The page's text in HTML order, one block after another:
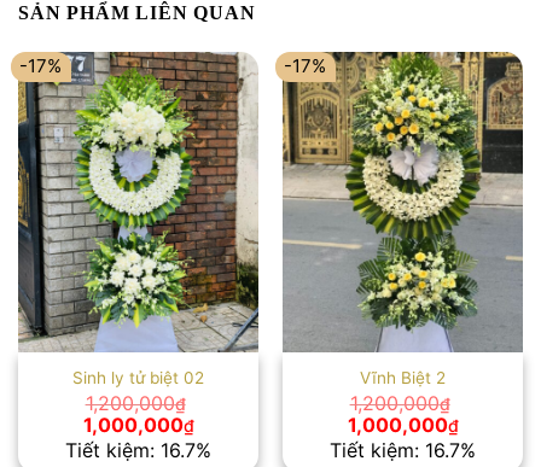
SẢN PHẨM LIÊN QUAN
-17%
Sinh ly tử biệt 02
1,200,000₫
Giá
gốc
là:
1,000,000₫Giá
hiện
tại
Tiết kiệm: 16.7%
-17%
Vĩnh Biệt 2
1,200,000₫
Giá
gốc
là:
1,000,000₫Giá
hiện
tại
Tiết kiệm: 16.7%